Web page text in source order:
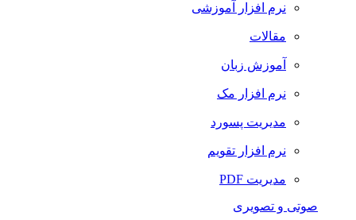
نرم افزار آموزشی
مقالات
آموزش زبان
نرم افزار مک
مدیریت پسورد
نرم افزار تقویم
مدیریت PDF
صوتی و تصویری